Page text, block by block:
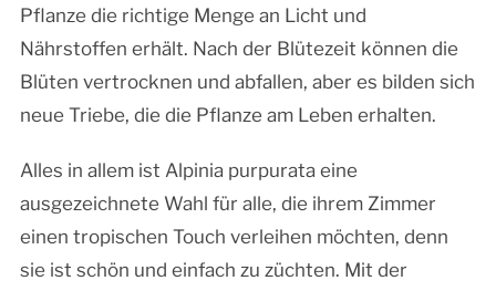
Pflanze die richtige Menge an Licht und
Nährstoffen erhält. Nach der Blütezeit können die
Blüten vertrocknen und abfallen, aber es bilden sich
neue Triebe, die die Pflanze am Leben erhalten.
Alles in allem ist Alpinia purpurata eine
ausgezeichnete Wahl für alle, die ihrem Zimmer
einen tropischen Touch verleihen möchten, denn
sie ist schön und einfach zu züchten. Mit der